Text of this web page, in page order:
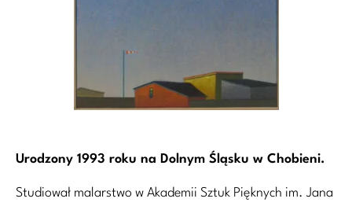
Urodzony 1993 roku na Dolnym Śląsku w Chobieni.
Studiował malarstwo w Akademii Sztuk Pięknych im. Jana